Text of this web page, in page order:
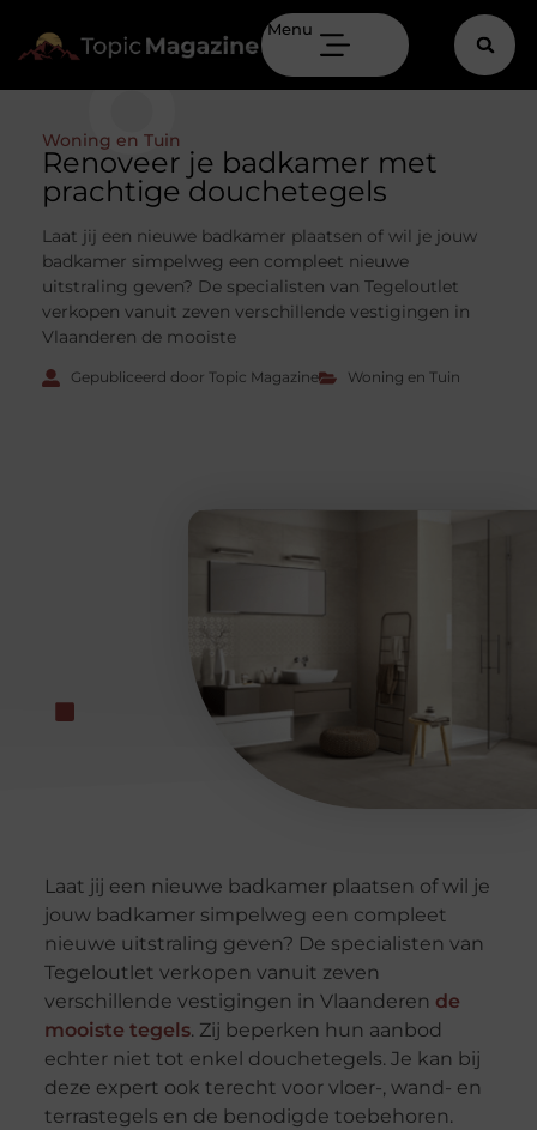
Menu
Woning en Tuin
Renoveer je badkamer met
prachtige douchetegels
Laat jij een nieuwe badkamer plaatsen of wil je jouw
badkamer simpelweg een compleet nieuwe
uitstraling geven? De specialisten van Tegeloutlet
verkopen vanuit zeven verschillende vestigingen in
Vlaanderen de mooiste
Gepubliceerd door Topic Magazine Woning en Tuin
Laat jij een nieuwe badkamer plaatsen of wil je
jouw badkamer simpelweg een compleet
nieuwe uitstraling geven? De specialisten van
Tegeloutlet verkopen vanuit zeven
verschillende vestigingen in Vlaanderen de
mooiste tegels. Zij beperken hun aanbod
echter niet tot enkel douchetegels. Je kan bij
deze expert ook terecht voor vloer-, wand- en
terrastegels en de benodigde toebehoren.